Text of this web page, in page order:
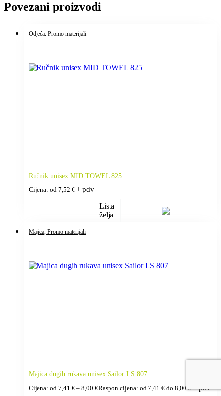
Povezani proizvodi
Odjeća, Promo materijali
Ručnik unisex MID TOWEL 825
Cijena: od 7,52 € + pdv
Lista
želja
Majica, Promo materijali
Majica dugih rukava unisex Sailor LS 807
Cijena: od 7,41 € – 8,00 €Raspon cijena: od 7,41 € do 8,00 € + pdv